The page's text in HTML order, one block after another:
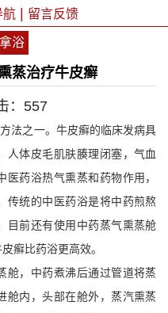
航 留言反馈
浴
蒸治疗牛皮癣
557
法之一。 牛皮癣的临床发病具
人体皮毛肌肤腠理闭塞，气血
药浴热气熏蒸和药物作用，
传统的中医药浴是将中药煎熬
目前还有使用中药蒸气熏蒸舱
癣比药浴更高效。
，中药煮沸后通过管道将蒸
舱内，头部在舱外，蒸汽熏蒸